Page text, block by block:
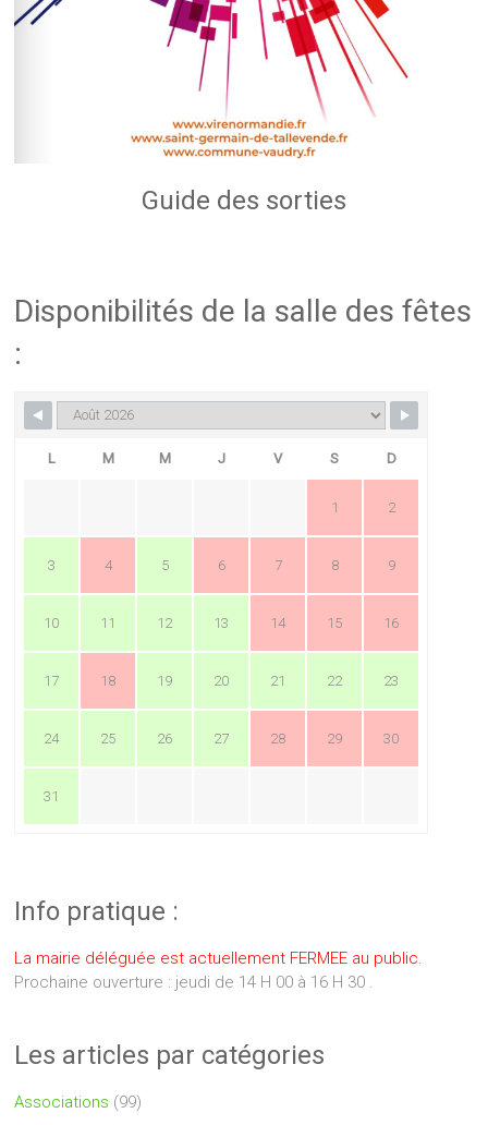
Guide des sorties
Disponibilités de la salle des fêtes
:
L M M J V S D
1 2
3 4 5 6 7 8 9
10 11 12 13 14 15 16
17 18 19 20 21 22 23
24 25 26 27 28 29 30
31
Info pratique :
La mairie déléguée est actuellement FERMEE au public.
Prochaine ouverture : jeudi de 14 H 00 à 16 H 30 .
Les articles par catégories
Associations (99)